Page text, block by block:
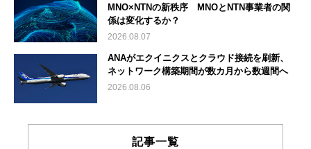
MNO×NTNの新秩序 MNOとNTN事業者の関
係は変化するか？
2026.08.07
ANAがエクイニクスとクラウド接続を刷新、
ネットワーク構築期間が数カ月から数週間へ
2026.08.06
記事一覧